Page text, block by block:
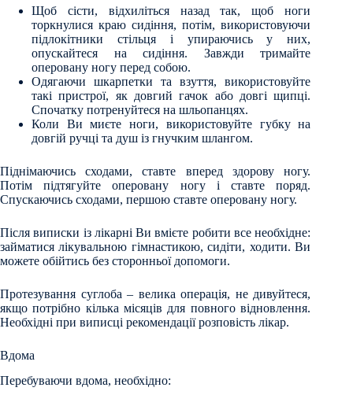
Щоб сісти, відхиліться назад так, щоб ноги
торкнулися краю сидіння, потім, використовуючи
підлокітники стільця і упираючись у них,
опускайтеся на сидіння. Завжди тримайте
оперовану ногу перед собою.
Одягаючи шкарпетки та взуття, використовуйте
такі пристрої, як довгий гачок або довгі щипці.
Спочатку потренуйтеся на шльопанцях.
Коли Ви миєте ноги, використовуйте губку на
довгій ручці та душ із гнучким шлангом.
Піднімаючись сходами, ставте вперед здорову ногу.
Потім підтягуйте оперовану ногу і ставте поряд.
Спускаючись сходами, першою ставте оперовану ногу.
Після виписки із лікарні Ви вмієте робити все необхідне:
займатися лікувальною гімнастикою, сидіти, ходити. Ви
можете обійтись без сторонньої допомоги.
Протезування суглоба – велика операція, не дивуйтеся,
якщо потрібно кілька місяців для повного відновлення.
Необхідні при виписці рекомендації розповість лікар.
Вдома
Перебуваючи вдома, необхідно: